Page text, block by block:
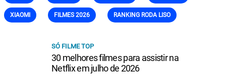
XIAOMI FILMES 2026 RANKING RODA LISO
SÓ FILME TOP
30 melhores filmes para assistir na
Netflix em julho de 2026